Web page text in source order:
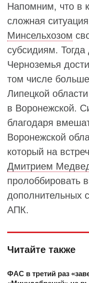
Напомним, что в
сложная
Минсельхозом
субсидиям.
Черноземья
том числе
Липецкой
в Воронежской.
благодаря
Воронежской
который на
Дмитрием
пролоббировать
дополнительных
АПК.
Читайте также
ФАС в третий раз